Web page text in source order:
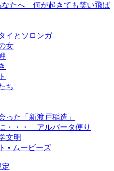
なたへ 何が起きても笑い飛ば
イとソロンガ
女
ち
った「新渡戸稲造」
・・・ アルバータ便り
文明
• ムービーズ
定